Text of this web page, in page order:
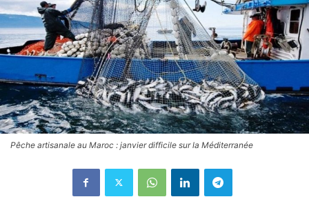
Pêche artisanale au Maroc : janvier difficile sur la Méditerranée